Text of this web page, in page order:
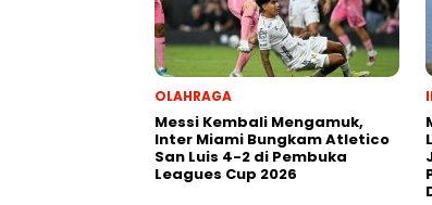
OLAHRAGA
Messi Kembali Mengamuk,
Inter Miami Bungkam Atletico
San Luis 4-2 di Pembuka
Leagues Cup 2026